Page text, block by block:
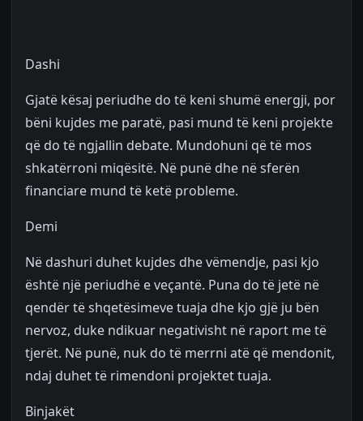
Dashi
Gjatë kësaj periudhe do të keni shumë energji, por
bëni kujdes me paratë, pasi mund të keni projekte
që do të ngjallin debate. Mundohuni që të mos
shkatërroni miqësitë. Në punë dhe në sferën
financiare mund të ketë probleme.
Demi
Në dashuri duhet kujdes dhe vëmendje, pasi kjo
është një periudhë e veçantë. Puna do të jetë në
qendër të shqetësimeve tuaja dhe kjo gjë ju bën
nervoz, duke ndikuar negativisht në raport me të
tjerët. Në punë, nuk do të merrni atë që mendonit,
ndaj duhet të rimendoni projektet tuaja.
Binjakët